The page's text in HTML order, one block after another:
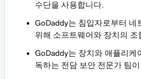
수단을 사용합니다.
GoDaddy는 침입자로부터 네
위해 소프트웨어와 장치의 조
GoDaddy는 장치와 애플리케
독하는 전담 보안 전문가 팀이